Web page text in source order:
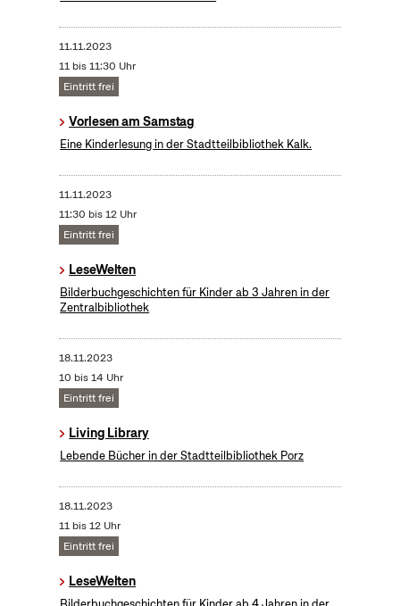
11.11.2023
11 bis 11:30 Uhr
Eintritt frei
Vorlesen am Samstag
Eine Kinderlesung in der Stadtteilbibliothek Kalk.
11.11.2023
11:30 bis 12 Uhr
Eintritt frei
LeseWelten
Bilderbuchgeschichten für Kinder ab 3 Jahren in der
Zentralbibliothek
18.11.2023
10 bis 14 Uhr
Eintritt frei
Living Library
Lebende Bücher in der Stadtteilbibliothek Porz
18.11.2023
11 bis 12 Uhr
Eintritt frei
LeseWelten